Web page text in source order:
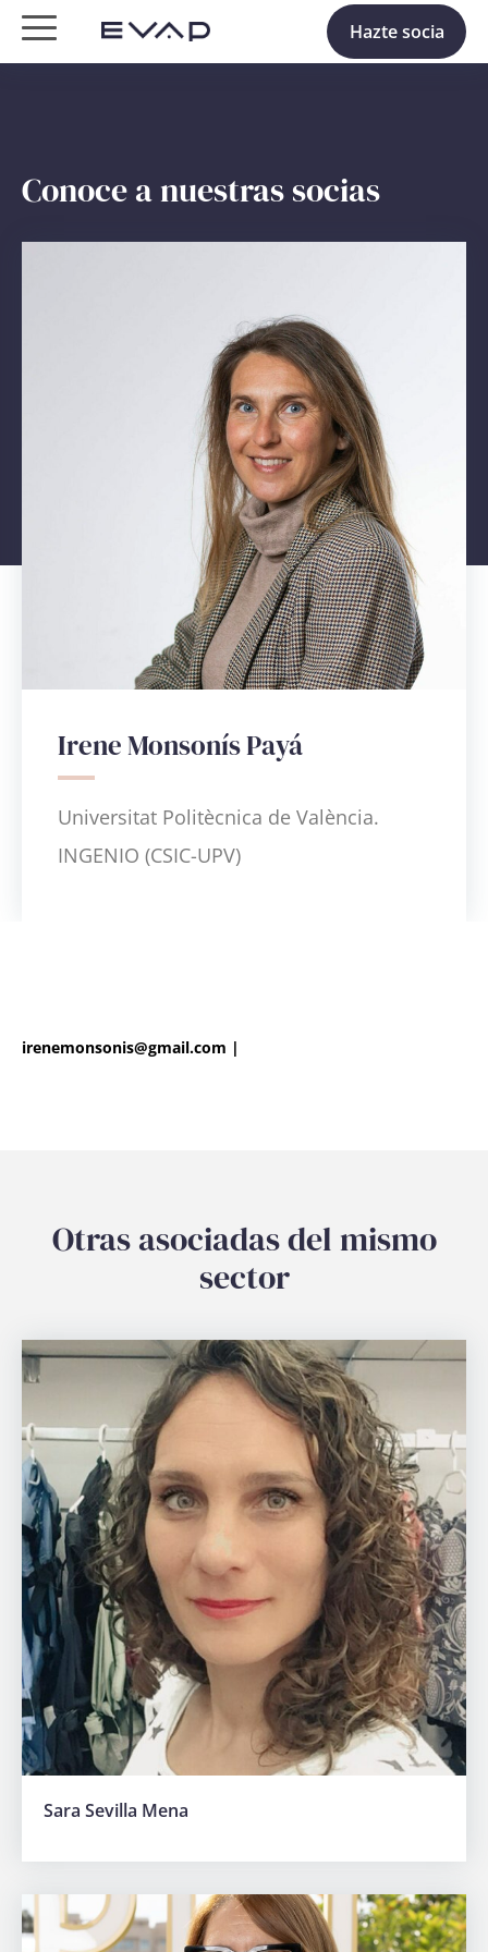
Login
Hazte socia
Conoce a nuestras socias
Irene Monsonís Payá
Universitat Politècnica de València.
INGENIO (CSIC-UPV)
irenemonsonis@gmail.com |
Otras asociadas del mismo
sector
Sara Sevilla Mena